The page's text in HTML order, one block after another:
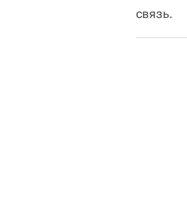
связь.